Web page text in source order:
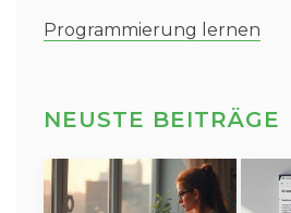
Programmierung lernen
NEUSTE BEITRÄGE